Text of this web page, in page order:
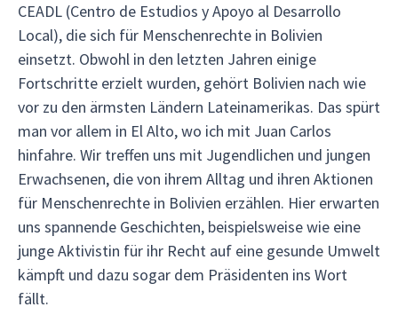
CEADL (Centro de Estudios y Apoyo al Desarrollo
Local), die sich für Menschenrechte in Bolivien
einsetzt. Obwohl in den letzten Jahren einige
Fortschritte erzielt wurden, gehört Bolivien nach wie
vor zu den ärmsten Ländern Lateinamerikas. Das spürt
man vor allem in El Alto, wo ich mit Juan Carlos
hinfahre. Wir treffen uns mit Jugendlichen und jungen
Erwachsenen, die von ihrem Alltag und ihren Aktionen
für Menschenrechte in Bolivien erzählen. Hier erwarten
uns spannende Geschichten, beispielsweise wie eine
junge Aktivistin für ihr Recht auf eine gesunde Umwelt
kämpft und dazu sogar dem Präsidenten ins Wort
fällt.